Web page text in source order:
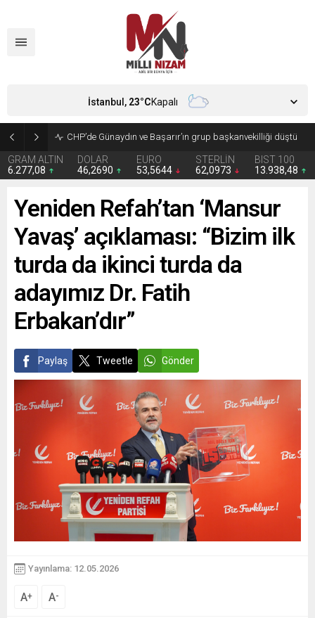
CHP’de Günaydın ve Başarır’ın grup başkanvekilliği düştü
GRAM ALTIN
6.277,08
DOLAR
46,2690
EURO
53,5644
STERLİN
62,0973
BIST 100
13.938,48
İstanbul, 23°CKapalı
Yeniden Refah’tan ‘Mansur
Yavaş’ açıklaması: “Bizim ilk
turda da ikinci turda da
adayımız Dr. Fatih
Erbakan’dır”
Paylaş Tweetle Gönder
Yayınlama: 12.05.2026
A+ A-